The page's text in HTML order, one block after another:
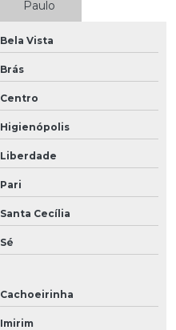
Paulo
Bela Vista
Brás
Centro
Higienópolis
Liberdade
Pari
Santa Cecília
Sé
Cachoeirinha
Imirim